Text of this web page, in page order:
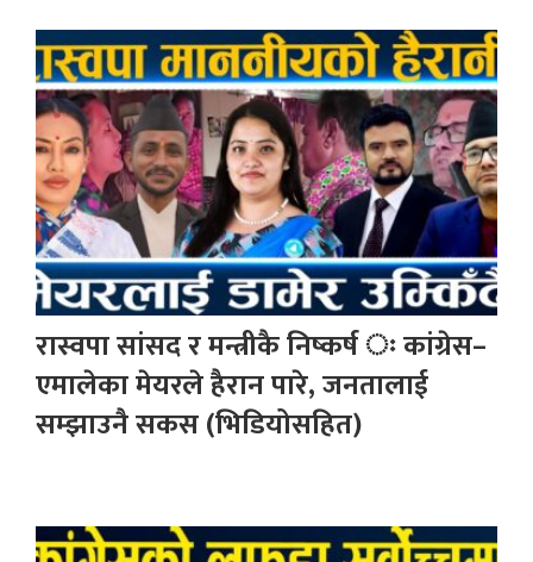
रास्वपा सांसद र मन्त्रीकै निष्कर्ष ः कांग्रेस–
एमालेका मेयरले हैरान पारे, जनतालाई
सम्झाउनै सकस (भिडियोसहित)